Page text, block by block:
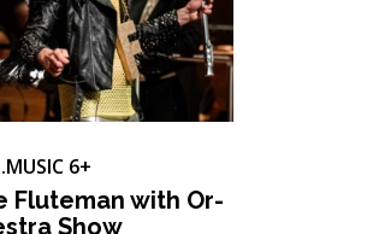
6+
Flute­man with Or­
Show